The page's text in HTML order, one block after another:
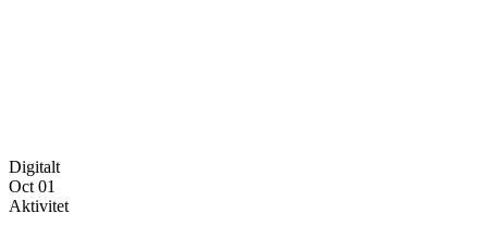
Digitalt
Oct 01
Aktivitet